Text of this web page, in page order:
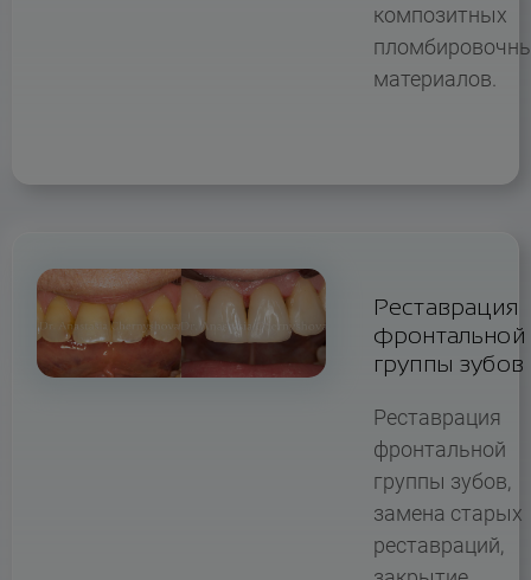
композитных
материалов.
Реставрация
фронтальной
группы зубов
Реставрация
фронтальной
группы зубов,
замена старых
реставраций,